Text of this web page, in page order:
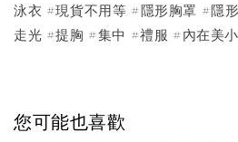
泳衣 #現貨不用等 #隱形胸罩 #隱
走光 #提胸 #集中 #禮服 #內在美
您可能也喜歡